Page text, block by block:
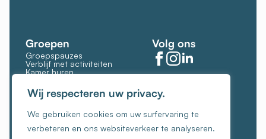
Groepen
Groepspauzes
Verblijf met activiteiten
Kamer huren
Volg ons
Cookies beheren
Algemene voorwaarden
Privacybeleid
Wij respecteren uw privacy.
We gebruiken cookies om uw surfervaring te
verbeteren en ons websiteverkeer te analyseren.